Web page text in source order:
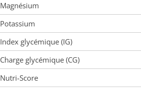
Magnésium
Potassium
Index glycémique (IG)
Charge glycémique (CG)
Nutri-Score